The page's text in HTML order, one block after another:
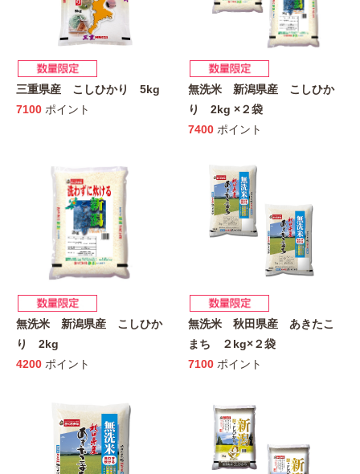
三重県産 こしひかり 5kg
7100 ポイント
無洗米 新潟県産 こしひか
り 2kg ×２袋
7400 ポイント
無洗米 新潟県産 こしひか
り 2kg
4200 ポイント
無洗米 秋田県産 あきたこ
まち ２kg×２袋
7100 ポイント